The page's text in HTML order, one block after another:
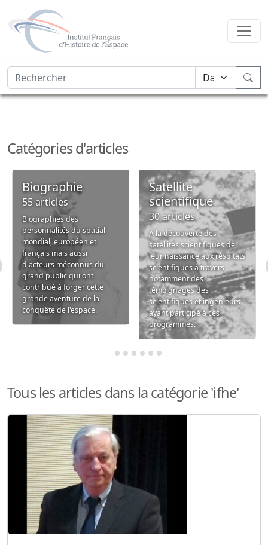
Catégories d'articles
Biographie
55 articles
Biographies des
personnalités du spatial
mondial, européen et
français mais aussi
d'acteurs méconnus du
grand public qui ont
contribué à forger cette
grande aventure de la
conquête de l'espace.
Satellite
scientifique
30 articles
A la découverte des
satellites scientifiques de
leur naissance aux résultats
scientifiques à travers
notamment des
témoignages des
scientifiques et ingénieurs
ayant participé à ces
programmes.
Tous les articles dans la catégorie 'ifhe'